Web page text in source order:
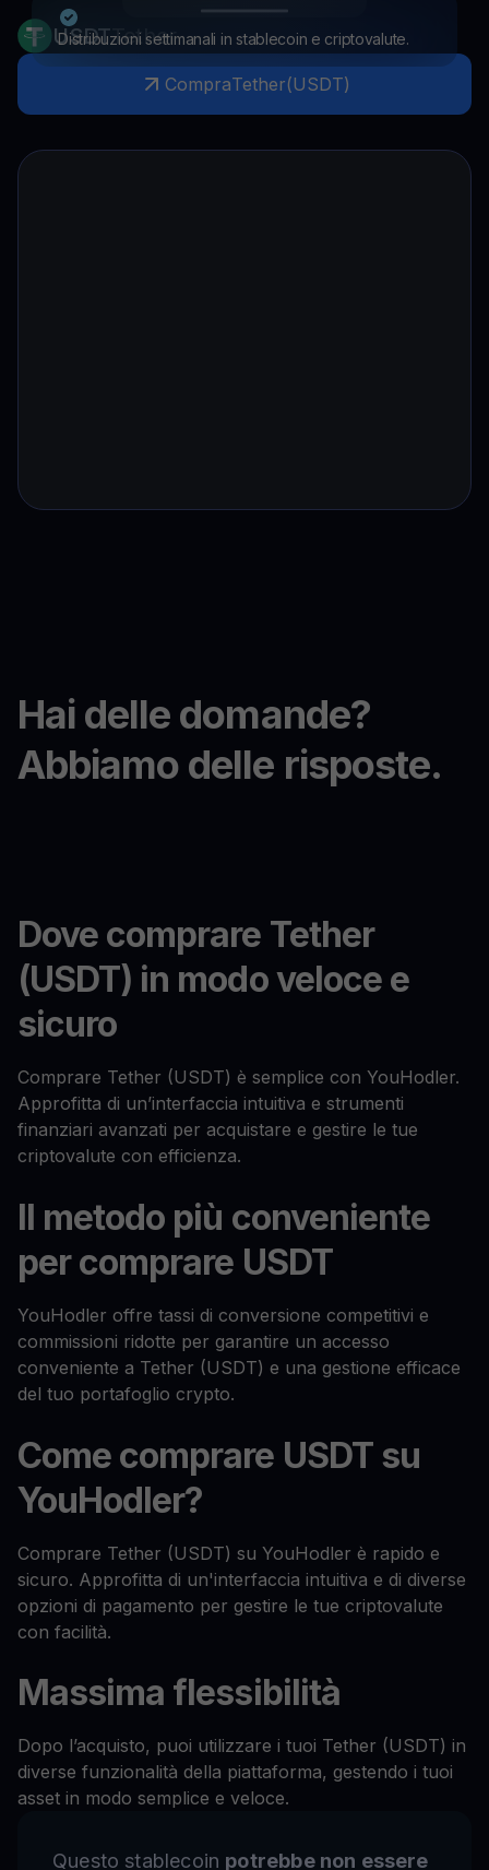
Distribuzioni settimanali in stablecoin e criptovalute.
USDTTether
CompraTether(USDT)
Hai delle domande?
Abbiamo delle risposte.
Dove comprare Tether
(USDT) in modo veloce e
sicuro
Comprare Tether (USDT) è semplice con YouHodler.
Approfitta di un’interfaccia intuitiva e strumenti
finanziari avanzati per acquistare e gestire le tue
criptovalute con efficienza.
Il metodo più conveniente
per comprare USDT
YouHodler offre tassi di conversione competitivi e
commissioni ridotte per garantire un accesso
conveniente a Tether (USDT) e una gestione efficace
del tuo portafoglio crypto.
Come comprare USDT su
YouHodler?
Comprare Tether (USDT) su YouHodler è rapido e
sicuro. Approfitta di un'interfaccia intuitiva e di diverse
opzioni di pagamento per gestire le tue criptovalute
con facilità.
Massima flessibilità
Dopo l’acquisto, puoi utilizzare i tuoi Tether (USDT) in
diverse funzionalità della piattaforma, gestendo i tuoi
asset in modo semplice e veloce.
Questo stablecoin potrebbe non essere